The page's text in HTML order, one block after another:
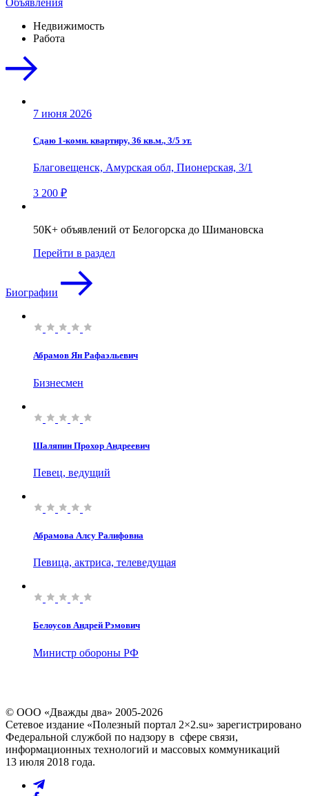
Недвижимость
Работа
7 июня 2026
Сдаю 1-комн. квартиру, 36 кв.м., 3/5 эт.
Благовещенск, Амурская обл, Пионерская, 3/1
3 200 ₽
50К+ объявлений от Белогорска до Шимановска
Перейти в раздел
Биографии
Абрамов Ян Рафаэльевич
Бизнесмен
Шаляпин Прохор Андреевич
Певец, ведущий
Абрамова Алсу Ралифовна
Певица, актриса, телеведущая
Белоусов Андрей Рэмович
Министр обороны РФ
© ООО «Дважды два» 2005-2026
Сетевое издание «Полезный портал 2×2.su» зарегистрировано
Федеральной службой по надзору в сфере связи,
информационных технологий и массовых коммуникаций
13 июля 2018 года.